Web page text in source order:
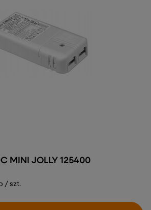
/ szt.
MINI JOLLY 125400